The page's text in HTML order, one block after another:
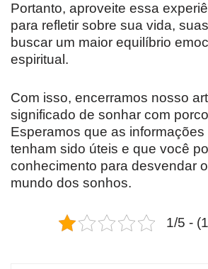
Portanto, aproveite essa
para refletir sobre sua vida,
buscar um maior equilíbrio
espiritual.
Com isso, encerramos nosso
significado de sonhar com
Esperamos que as
tenham sido úteis e que você
conhecimento para desvendar
mundo dos sonhos.
1/5 -